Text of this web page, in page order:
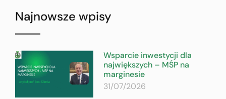
Najnowsze wpisy
Wsparcie inwestycji dla
największych – MŚP na
marginesie
31/07/2026